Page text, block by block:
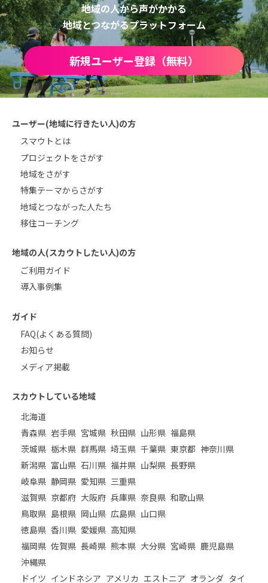
地域の人から声がかかる
地域とつながるプラットフォーム
新規ユーザー登録（無料）
ユーザー(地域に行きたい人)の方
スマウトとは
プロジェクトをさがす
地域をさがす
特集テーマからさがす
地域とつながった人たち
移住コーチング
地域の人(スカウトしたい人)の方
ご利用ガイド
導入事例集
ガイド
FAQ(よくある質問)
お知らせ
メディア掲載
スカウトしている地域
北海道
青森県 岩手県 宮城県 秋田県 山形県 福島県
茨城県 栃木県 群馬県 埼玉県 千葉県 東京都 神奈川県
新潟県 富山県 石川県 福井県 山梨県 長野県
岐阜県 静岡県 愛知県 三重県
滋賀県 京都府 大阪府 兵庫県 奈良県 和歌山県
鳥取県 島根県 岡山県 広島県 山口県
徳島県 香川県 愛媛県 高知県
福岡県 佐賀県 長崎県 熊本県 大分県 宮崎県 鹿児島県
沖縄県
ドイツ インドネシア アメリカ エストニア オランダ タイ